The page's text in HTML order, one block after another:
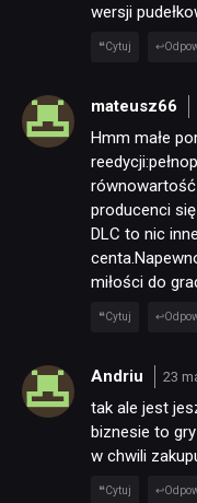
wersji
Cytuj
mateusz66
Hmm małe
producenci
DLC to nic
miłości do
Cytuj
Andriu 23
tak ale jest
biznesie to
w chwili
Cytuj